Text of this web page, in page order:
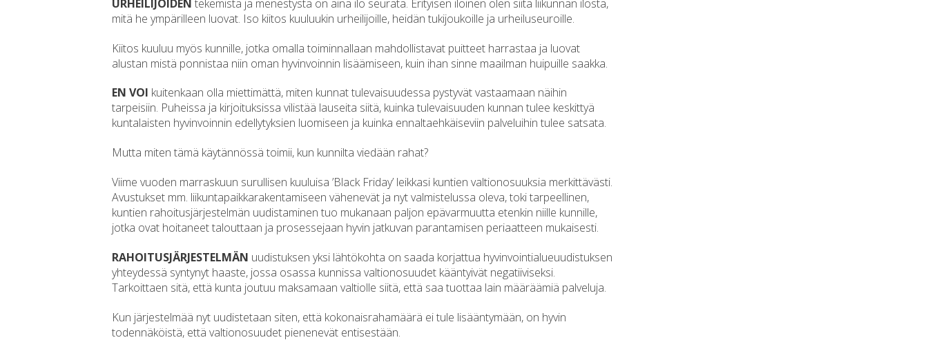
URHEILIJOIDEN tekemistä ja menestystä on aina ilo seurata. Erityisen iloinen olen siitä liikunnan ilosta,
mitä he ympärilleen luovat. Iso kiitos kuuluukin urheilijoille, heidän tukijoukoille ja urheiluseuroille.
Kiitos kuuluu myös kunnille, jotka omalla toiminnallaan mahdollistavat puitteet harrastaa ja luovat
alustan mistä ponnistaa niin oman hyvinvoinnin lisäämiseen, kuin ihan sinne maailman huipuille saakka.
EN VOI kuitenkaan olla miettimättä, miten kunnat tulevaisuudessa pystyvät vastaamaan näihin
tarpeisiin. Puheissa ja kirjoituksissa vilistää lauseita siitä, kuinka tulevaisuuden kunnan tulee keskittyä
kuntalaisten hyvinvoinnin edellytyksien luomiseen ja kuinka ennaltaehkäiseviin palveluihin tulee satsata.
Mutta miten tämä käytännössä toimii, kun kunnilta viedään rahat?
Viime vuoden marraskuun surullisen kuuluisa ’Black Friday’ leikkasi kuntien valtionosuuksia merkittävästi.
Avustukset mm. liikuntapaikkarakentamiseen vähenevät ja nyt valmistelussa oleva, toki tarpeellinen,
kuntien rahoitusjärjestelmän uudistaminen tuo mukanaan paljon epävarmuutta etenkin niille kunnille,
jotka ovat hoitaneet talouttaan ja prosessejaan hyvin jatkuvan parantamisen periaatteen mukaisesti.
RAHOITUSJÄRJESTELMÄN uudistuksen yksi lähtökohta on saada korjattua hyvinvointialueuudistuksen
yhteydessä syntynyt haaste, jossa osassa kunnissa valtionosuudet kääntyivät negatiiviseksi.
Tarkoittaen sitä, että kunta joutuu maksamaan valtiolle siitä, että saa tuottaa lain määräämiä palveluja.
Kun järjestelmää nyt uudistetaan siten, että kokonaisrahamäärä ei tule lisääntymään, on hyvin
todennäköistä, että valtionosuudet pienenevät entisestään.